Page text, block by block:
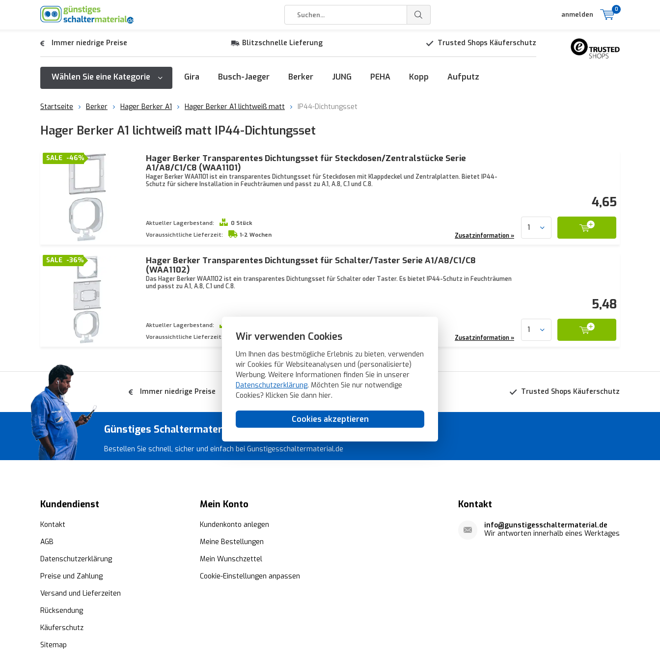
Wir verwenden Cookies
Um Ihnen das bestmögliche Erlebnis zu bieten, verwenden
wir Cookies für Websiteanalysen und (personalisierte)
Werbung. Weitere Informationen finden Sie in unserer
Datenschutzerklärung. Möchten Sie nur notwendige
Cookies? Klicken Sie dann hier.
Cookies akzeptieren
anmelden
0
Immer niedrige Preise Blitzschnelle Lieferung Trusted Shops Käuferschutz
Wählen Sie eine Kategorie Gira Busch-Jaeger Berker JUNG PEHA Kopp Aufputz
Startseite Berker Hager Berker A1 Hager Berker A1 lichtweiß matt IP44-Dichtungsset
Hager Berker A1 lichtweiß matt IP44-Dichtungsset
-46%
SALE
Hager Berker Transparentes Dichtungsset für Steckdosen/Zentralstücke Serie
A1/A8/C1/C8 (WAA1101)
Hager Berker WAA1101 ist ein transparentes Dichtungsset für Steckdosen mit Klappdeckel und Zentralplatten. Bietet IP44-
Schutz für sichere Installation in Feuchträumen und passt zu A.1, A.8, C.1 und C.8.
Aktueller Lagerbestand:
0 Stück
Voraussichtliche Lieferzeit:
1-2 Wochen
4,65
Zusatzinformation »
-36%
SALE
Hager Berker Transparentes Dichtungsset für Schalter/Taster Serie A1/A8/C1/C8
(WAA1102)
Das Hager Berker WAA1102 ist ein transparentes Dichtungsset für Schalter oder Taster. Es bietet IP44-Schutz in Feuchträumen
und passt zu A.1, A.8, C.1 und C.8.
Aktueller Lagerbestand:
Voraussichtliche Lieferzeit:
1-2 Wochen
5,48
Zusatzinformation »
Immer niedrige Preise Blitzschnelle Lieferung Trusted Shops Käuferschutz
Günstiges Schaltermaterial von Topmarken!
Bestellen Sie schnell, sicher und einfach bei Gunstigesschaltermaterial.de
Kundendienst
Kontakt
AGB
Datenschutzerklärung
Preise und Zahlung
Versand und Lieferzeiten
Rücksendung
Käuferschutz
Sitemap
Mein Konto
Kundenkonto anlegen
Meine Bestellungen
Mein Wunschzettel
Cookie-Einstellungen anpassen
Kontakt
info@gunstigesschaltermaterial.de
Wir antworten innerhalb eines Werktages